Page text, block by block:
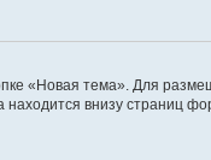
«Новая тема». Для
внизу страниц